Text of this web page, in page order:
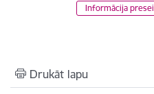
Informācija presei
Drukāt lapu